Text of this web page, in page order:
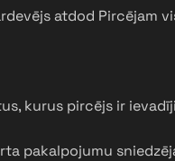
atdod Pircējam
kurus pircējs ir
pakalpojumu